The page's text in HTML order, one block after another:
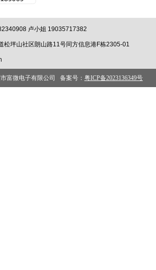
卢小姐 19035717382
松坪山社区朗山路11号同方信息港F栋2305-01
富微电子有限公司 备案号： 粤ICP备2023136349号